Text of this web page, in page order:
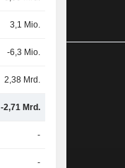
3,1 Mio.
-6,3 Mio.
2,38 Mrd.
-2,71 Mrd.
-
-